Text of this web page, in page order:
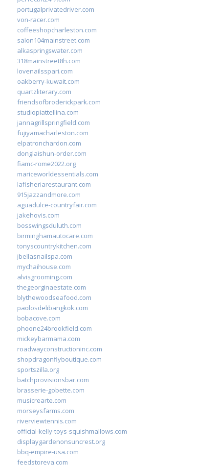
portugalprivatedriver.com
von-racer.com
coffeeshopcharleston.com
salon104mainstreet.com
alkaspringswater.com
318mainstreet8h.com
lovenailsspari.com
oakberry-kuwait.com
quartzliterary.com
friendsofbroderickpark.com
studiopiattellina.com
jannagrillspringfield.com
fujiyamacharleston.com
elpatronchardon.com
donglaishun-order.com
fiamc-rome2022.org
mariceworldessentials.com
lafisheriarestaurant.com
915jazzandmore.com
aguadulce-countryfair.com
jakehovis.com
bosswingsduluth.com
birminghamautocare.com
tonyscountrykitchen.com
jbellasnailspa.com
mychaihouse.com
alvisgrooming.com
thegeorginaestate.com
blythewoodseafood.com
paolosdelibangkok.com
bobacove.com
phoone24brookfield.com
mickeybarmama.com
roadwayconstructioninc.com
shopdragonflyboutique.com
sportszilla.org
batchprovisionsbar.com
brasserie-gobette.com
musicrearte.com
morseysfarms.com
riverviewtennis.com
official-kelly-toys-squishmallows.com
displaygardenonsuncrest.org
bbq-empire-usa.com
feedstoreva.com